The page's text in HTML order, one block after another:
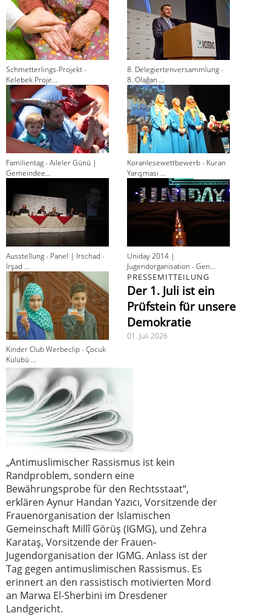
Schmetterlings-Projekt -
Kelebek Proje...
8. Delegiertenversammlung -
8. Olağan ...
Familientag - Aileler Günü |
Gemeindee...
Koranlesewettbewerb - Kuran
Yarışması ...
Ausstellung - Panel | Irschad -
İrşad ...
Uniday 2014 |
Jugendorganisation - Gen...
Kinder Club Werbeclip - Çocuk
Kulübü ...
PRESSEMITTEILUNG
Der 1. Juli ist ein
Prüfstein für unsere
Demokratie
01. Juli 2026
„Antimuslimischer Rassismus ist kein
Randproblem, sondern eine
Bewährungsprobe für den Rechtsstaat“,
erklären Aynur Handan Yazıcı, Vorsitzende der
Frauenorganisation der Islamischen
Gemeinschaft Millî Görüş (IGMG), und Zehra
Karataş, Vorsitzende der Frauen-
Jugendorganisation der IGMG. Anlass ist der
Tag gegen antimuslimischen Rassismus. Es
erinnert an den rassistisch motivierten Mord
an Marwa El-Sherbini im Dresdener
Landgericht.